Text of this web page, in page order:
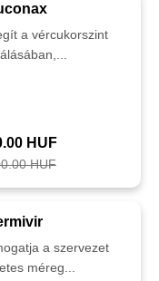
a vércukorszint
HUF
HUF
a szervezet
méreg...